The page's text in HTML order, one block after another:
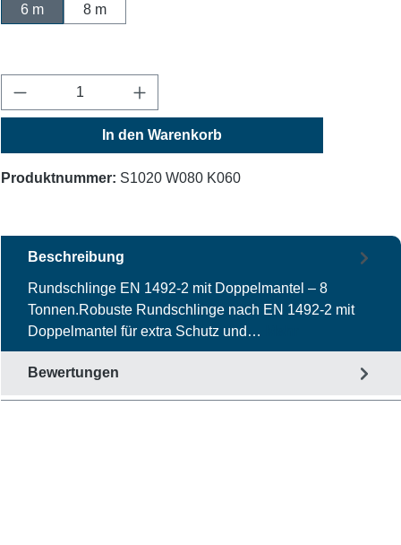
6 m
8 m
Produkt Anzahl: Gib den gewünschten Wert
In den Warenkorb
Produktnummer: S1020 W080 K060
Beschreibung
Rundschlinge EN 1492-2 mit Doppelmantel – 8
Tonnen.Robuste Rundschlinge nach EN 1492-2 mit
Doppelmantel für extra Schutz und…
Bewertungen